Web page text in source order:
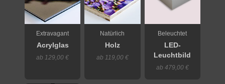
Extravagant
Acrylglas
ab 129,00 €
Natürlich
Holz
ab 119,00 €
Beleuchtet
LED-
Leuchtbild
ab 479,00 €